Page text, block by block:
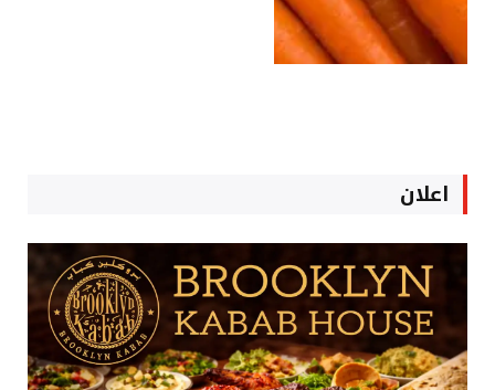
اعلان